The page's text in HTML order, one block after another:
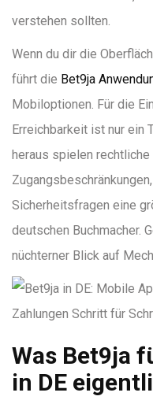
verstehen sollten.
Wenn du dir die
führt die Bet9ja
Mobiloptionen. Für die
Erreichbarkeit ist nur ein
heraus spielen rechtliche
Sicherheitsfragen eine
deutschen Buchmacher.
nüchterner Blick auf
Was Bet9ja
in DE